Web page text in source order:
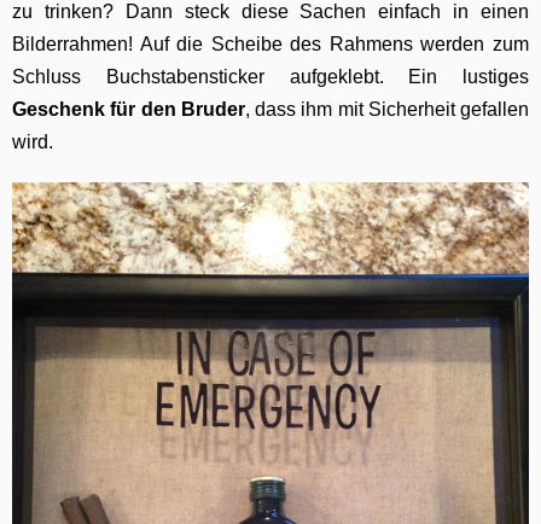
zu trinken? Dann steck diese Sachen einfach in einen
Bilderrahmen! Auf die Scheibe des Rahmens werden zum
Schluss Buchstabensticker aufgeklebt. Ein lustiges
Geschenk für den Bruder, dass ihm mit Sicherheit gefallen
wird.